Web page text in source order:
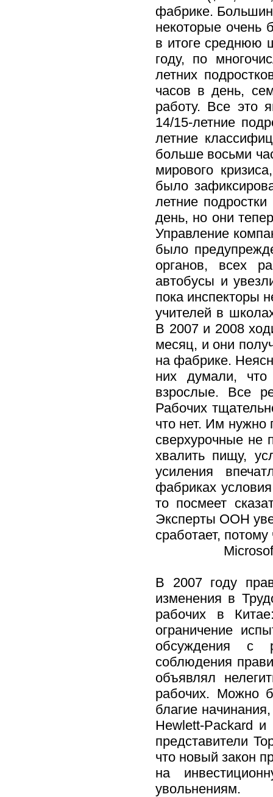
фабрике.
некоторые очень
в итоге среднюю
году, по
летних
часов в день,
работу. Все это
14/15-летние
летние
больше восьми
мирового
было
летние
день, но они
Управление
было
органов, всех
автобусы и
пока инспекторы
учителей в
В 2007 и 2008
месяц, и они
на фабрике.
них думали, что
взрослые. Все
Рабочих
что нет. Им нужно
сверхурочные не
хвалить пищу,
усиления
фабриках
то посмеет
Эксперты ООН
сработает,
В 2007 году
изменения в
рабочих в
ограничение
обсуждения с
соблюдения
объявлял
рабочих. Можно
благие
Hewlett-Packard и
представители
что новый закон
на
увольнениям.